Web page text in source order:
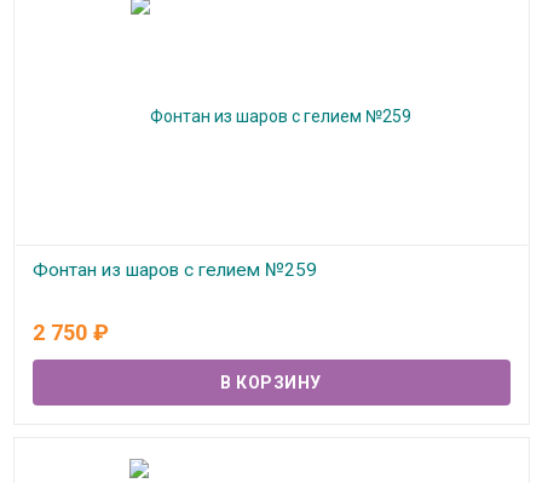
Фонтан из шаров с гелием №259
2 750 ₽